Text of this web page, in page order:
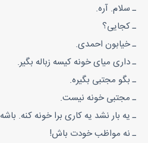
ـ سلام. آره.
ـ کجایی؟
ـ خیابون احمدی‌‌.
ـ داری میای خونه کیسه زباله بگیر.
ـ بگو مجتبی بگیره.
ـ مجتبی خونه نیست.
ـ یه بار نشد یه کاری برا خونه کنه.
ـ نه مواظب خودت باش!